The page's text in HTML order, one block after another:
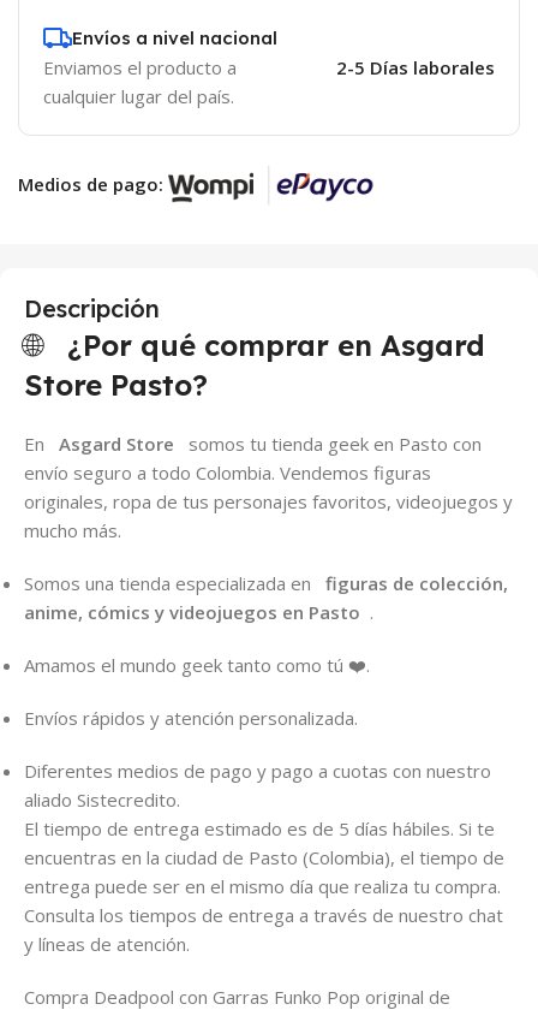
Envíos a nivel nacional
Enviamos el producto a
cualquier lugar del país.
2-5 Días laborales
Medios de pago:
Descripción
🌐 ¿Por qué comprar en Asgard
Store Pasto?
En Asgard Store somos tu tienda geek en Pasto con
envío seguro a todo Colombia. Vendemos figuras
originales, ropa de tus personajes favoritos, videojuegos y
mucho más.
Somos una tienda especializada en figuras de colección,
anime, cómics y videojuegos en Pasto .
Amamos el mundo geek tanto como tú ❤️.
Envíos rápidos y atención personalizada.
Diferentes medios de pago y pago a cuotas con nuestro
aliado Sistecredito.
El tiempo de entrega estimado es de 5 días hábiles. Si te
encuentras en la ciudad de Pasto (Colombia), el tiempo de
entrega puede ser en el mismo día que realiza tu compra.
Consulta los tiempos de entrega a través de nuestro chat
y líneas de atención.
Compra Deadpool con Garras Funko Pop original de